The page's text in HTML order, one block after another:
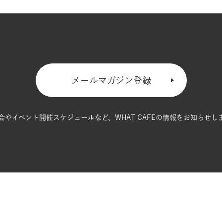
メールマガジン登録
やイベント開催スケジュールなど、 WHAT CAFEの情報をお知らせし